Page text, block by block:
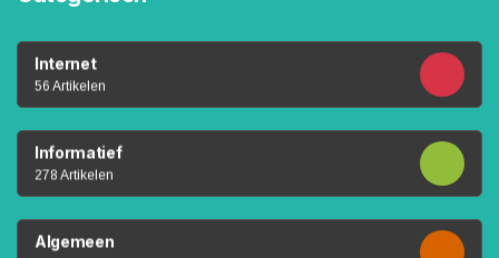
Internet
56 Artikelen
Informatief
278 Artikelen
Algemeen